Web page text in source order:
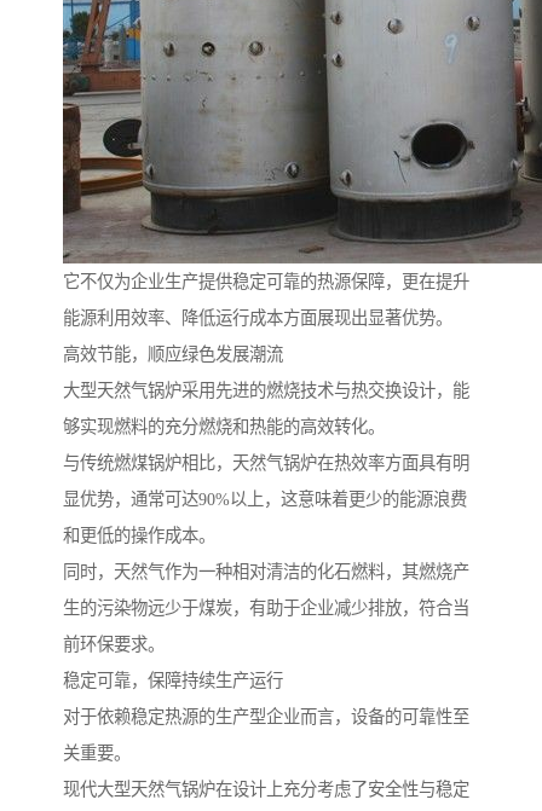
它不仅为企业生产提供稳定可靠的热源保障，更在提升
能源利用效率、降低运行成本方面展现出显著优势。
高效节能，顺应绿色发展潮流
大型天然气锅炉采用先进的燃烧技术与热交换设计，能
够实现燃料的充分燃烧和热能的高效转化。
与传统燃煤锅炉相比，天然气锅炉在热效率方面具有明
显优势，通常可达90%以上，这意味着更少的能源浪费
和更低的操作成本。
同时，天然气作为一种相对清洁的化石燃料，其燃烧产
生的污染物远少于煤炭，有助于企业减少排放，符合当
前环保要求。
稳定可靠，保障持续生产运行
对于依赖稳定热源的生产型企业而言，设备的可靠性至
关重要。
现代大型天然气锅炉在设计上充分考虑了安全性与稳定